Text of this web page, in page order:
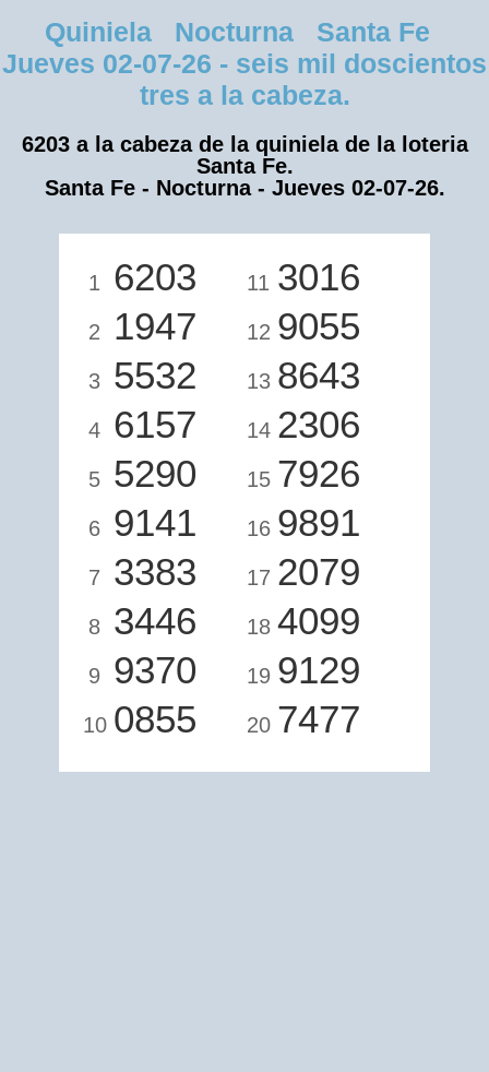
Quiniela Nocturna Santa Fe
Jueves 02-07-26 - seis mil doscientos
tres a la cabeza.
6203 a la cabeza de la quiniela de la loteria
Santa Fe.
Santa Fe - Nocturna - Jueves 02-07-26.
1 6203
2 1947
3 5532
4 6157
5 5290
6 9141
7 3383
8 3446
9 9370
10 0855
11 3016
12 9055
13 8643
14 2306
15 7926
16 9891
17 2079
18 4099
19 9129
20 7477